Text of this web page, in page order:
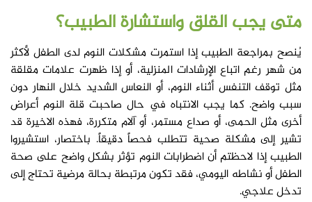
متى يجب القلق واستشارة الطبيب؟
يُنصح بمراجعة الطبيب إذا استمرت مشكلات النوم لدى الطفل لأكثر
من شهر رغم اتباع الإرشادات المنزلية، أو إذا ظهرت علامات مقلقة
مثل توقف التنفس أثناء النوم، أو النعاس الشديد خلال النهار دون
سبب واضح. كما يجب الانتباه في حال صاحبت قلة النوم أعراض
أخرى مثل الحمى، أو صداع مستمر، أو آلام متكررة، فهذه الاخيرة قد
تشير إلى مشكلة صحية تتطلب فحصاً دقيقاً. باختصار، استشيروا
الطبيب إذا لاحظتم أن اضطرابات النوم تؤثر بشكل واضح على صحة
الطفل أو نشاطه اليومي، فقد تكون مرتبطة بحالة مرضية تحتاج إلى
تدخل علاجي.